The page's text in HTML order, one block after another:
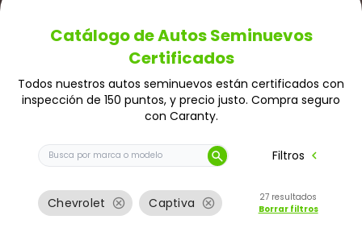
Catálogo de Autos Seminuevos
Certificados
Todos nuestros autos seminuevos están certificados con
inspección de 150 puntos, y precio justo. Compra seguro
con Caranty.
Buscar auto por marca o modelo
search Filtros chevron_left
Chevrolet cancel Captiva cancel 27 resultados
Borrar filtros